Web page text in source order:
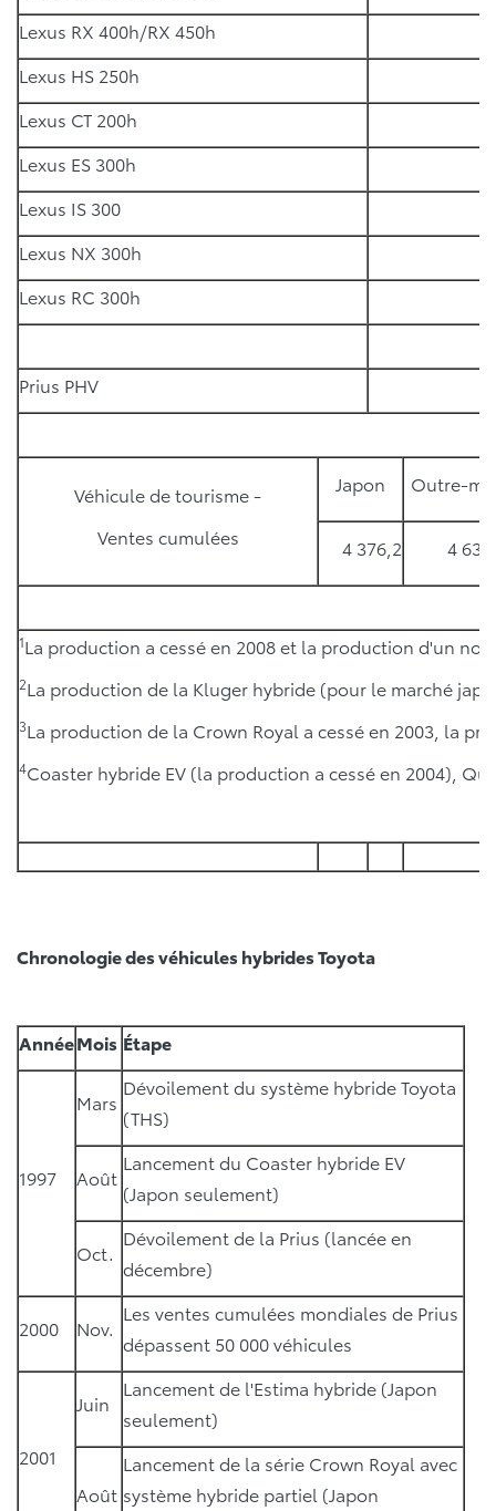
Lexus RX 400h/RX 450h
Lexus HS 250h
Lexus CT 200h
Lexus ES 300h
Lexus IS 300
Lexus NX 300h
Lexus RC 300h
Prius PHV
Véhicule de tourisme -
Ventes cumulées
Japon Outre-
4 376,2 4
1La production a cessé en 2008 et la production d'un
2La production de la Kluger hybride (pour le marché
3La production de la Crown Royal a cessé en 2003, la
4Coaster hybride EV (la production a cessé en 2004),
Chronologie des véhicules hybrides Toyota
AnnéeMois Étape
1997
Mars
Dévoilement du système hybride Toyota
(THS)
Août
Lancement du Coaster hybride EV
(Japon seulement)
Oct.
Dévoilement de la Prius (lancée en
décembre)
2000 Nov.
Les ventes cumulées mondiales de Prius
dépassent 50 000 véhicules
2001
Juin
Lancement de l'Estima hybride (Japon
seulement)
Août
Lancement de la série Crown Royal avec
système hybride partiel (Japon